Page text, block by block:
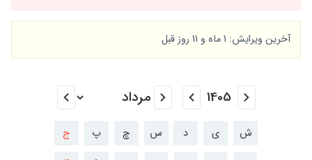
آخرین ویرایش: 1 ماه و 11 روز قبل
ش ی د س چ پ ج